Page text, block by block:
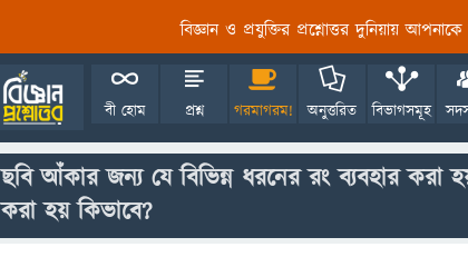
বিজ্ঞান ও প্রযুক্তির প্রশ্নোত্তর দুনিয়ায়
বী হোম প্রশ্ন গরমাগরম! অনুত্তরিত বিভাগসমূহ
ছবি আঁকার জন্য যে বিভিন্ন ধরনের রং ব্যবহার করা
করা হয় কিভাবে?